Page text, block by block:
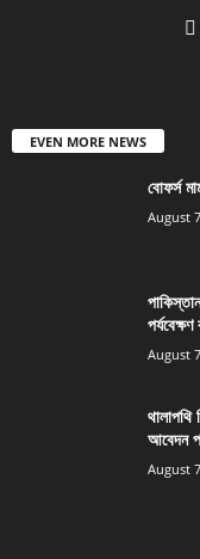
EVEN MORE NEWS
বোফর্স
August
August
থালাপথি
আবেদন
August